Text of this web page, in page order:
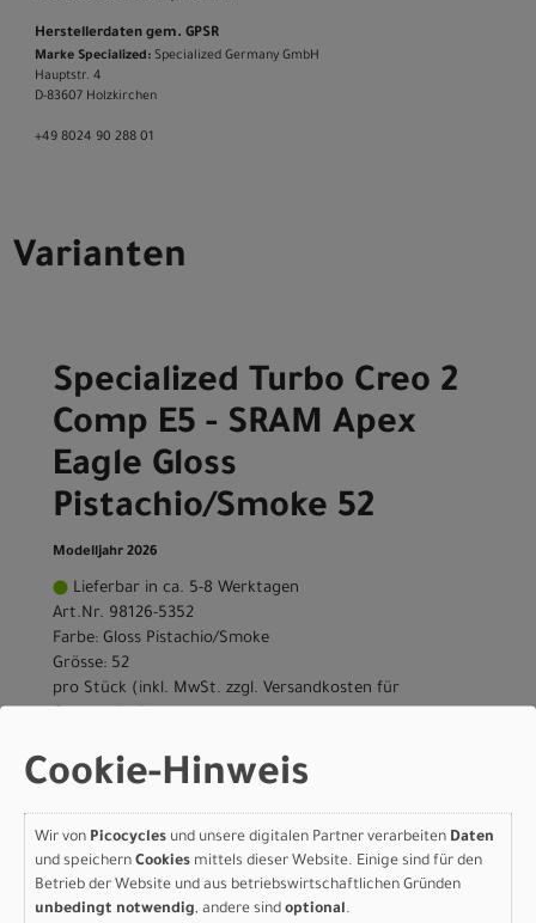
Herstellerdaten gem. GPSR
Marke Specialized: Specialized Germany GmbH
Hauptstr. 4
D-83607 Holzkirchen
+49 8024 90 288 01
Varianten
Specialized Turbo Creo 2
Comp E5 - SRAM Apex
Eagle Gloss
Pistachio/Smoke 52
Modelljahr 2026
Lieferbar in ca. 5-8 Werktagen
Art.Nr. 98126-5352
Farbe: Gloss Pistachio/Smoke
Grösse: 52
pro Stück (inkl. MwSt. zzgl. Versandkosten für
IN DEN WARENKORB
Specialized Turbo Creo 2
Cookie-Hinweis
Wir von Picocycles und unsere digitalen Partner verarbeiten Daten
und speichern Cookies mittels dieser Website. Einige sind für den
Betrieb der Website und aus betriebswirtschaftlichen Gründen
unbedingt notwendig, andere sind optional.